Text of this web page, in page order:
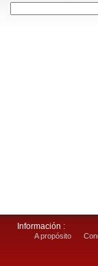
Información :
A propósito